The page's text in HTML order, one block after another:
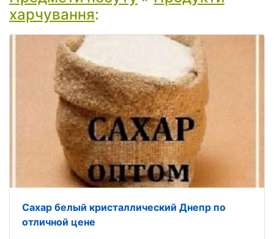
харчування:
Сахар белый кристаллический Днепр по
отличной цене